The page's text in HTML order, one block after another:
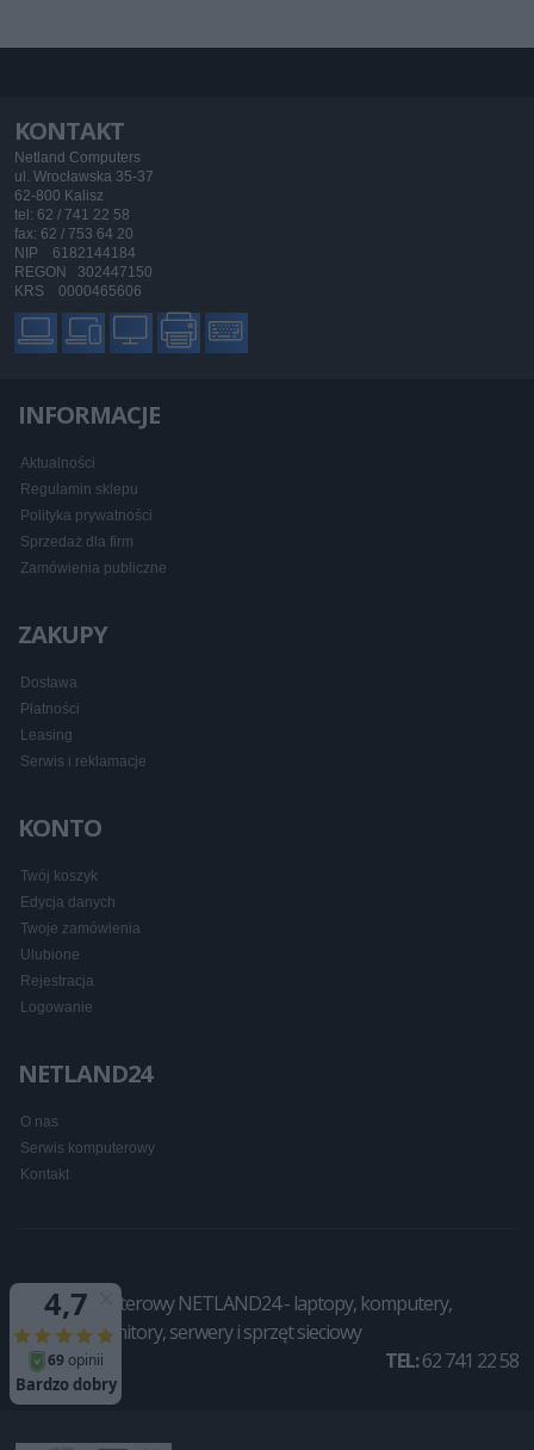
KONTAKT
Netland Computers
ul. Wrocławska 35-37
62-800 Kalisz
tel: 62 / 741 22 58
fax: 62 / 753 64 20
NIP 6182144184
REGON 302447150
KRS 0000465606
INFORMACJE
Aktualności
Regulamin sklepu
Polityka prywatności
Sprzedaż dla firm
Zamówienia publiczne
ZAKUPY
Dostawa
Płatności
Leasing
Serwis i reklamacje
KONTO
Twój koszyk
Edycja danych
Twoje zamówienia
Ulubione
Rejestracja
Logowanie
NETLAND24
O nas
Serwis komputerowy
Kontakt
Sklep komputerowy NETLAND24 - laptopy, komputery,
drukarki, monitory, serwery i sprzęt sieciowy
TEL:62 741 22 58